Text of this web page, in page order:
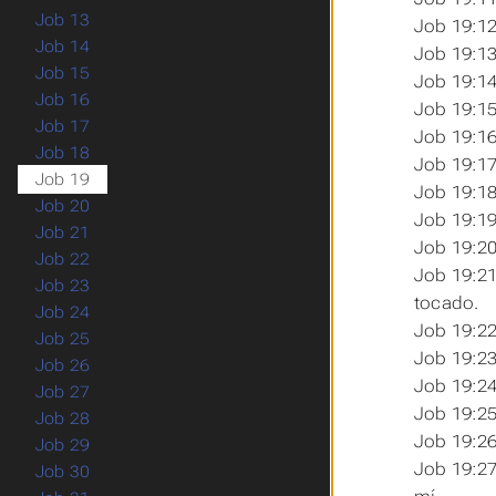
Job
Job
Job
Job
Job
Job
Job
Job
Job
Job
tocado.
Job
Job
Job
Job
Job
Job
Job 13
Job 14
Job 15
Job 16
Job 17
Job 18
Job 19
Job 20
Job 21
Job 22
Job 23
Job 24
Job 25
Job 26
Job 27
Job 28
Job 29
Job 30